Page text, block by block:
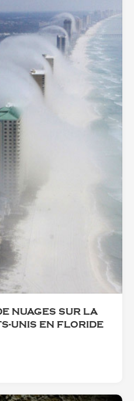
NUAGES SUR LA
UNIS EN FLORIDE